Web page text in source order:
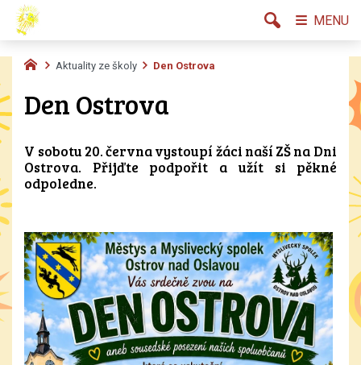
Aktuality ze školy Den Ostrova
Den Ostrova
V sobotu 20. června vystoupí žáci naší ZŠ na Dni
Ostrova. Přijďte podpořit a užít si pěkné
odpoledne.
MENU